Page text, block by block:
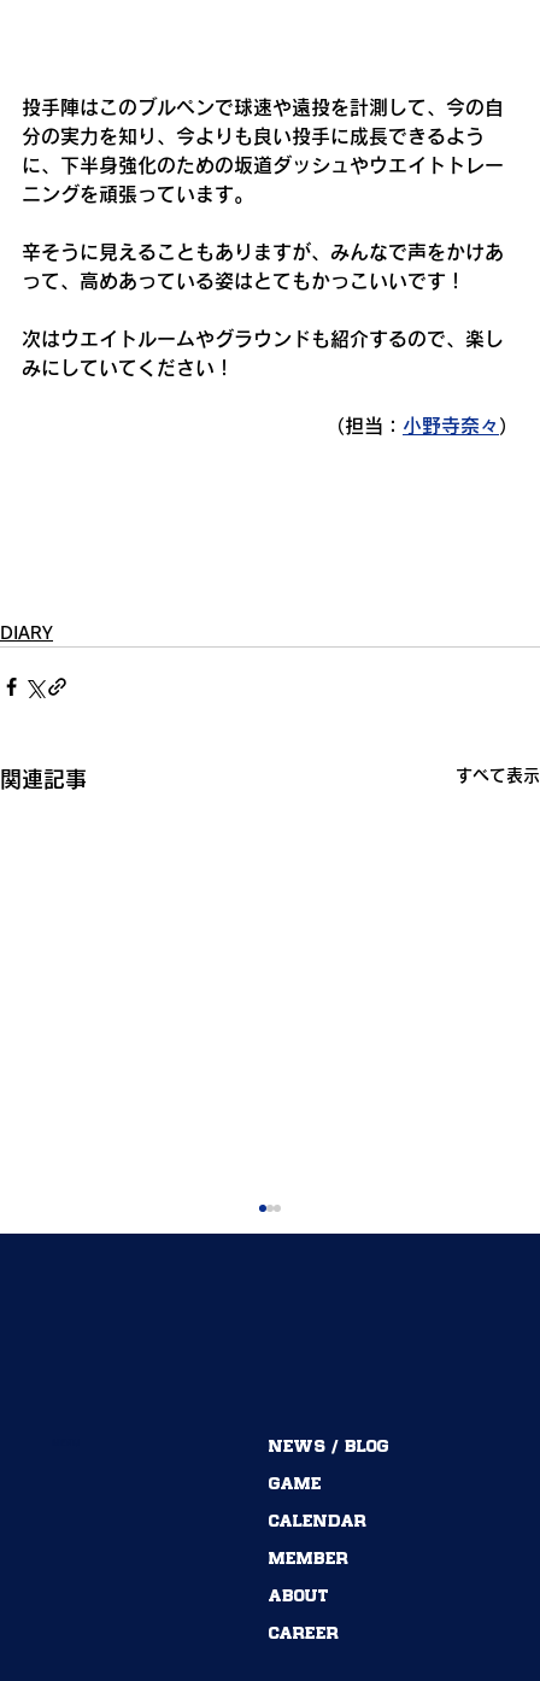
投手陣はこのブルペンで球速や遠投を計測して、今の自
分の実力を知り、今よりも良い投手に成長できるよう
に、下半身強化のための坂道ダッシュやウエイトトレー
ニングを頑張っています。
辛そうに見えることもありますが、みんなで声をかけあ
って、高めあっている姿はとてもかっこいいです！
次はウエイトルームやグラウンドも紹介するので、楽し
みにしていてください！
（担当： 小野寺奈々 ）
DIARY
関連記事 すべて表示
54期→55期｜ありがとうございました！
NEWS / BLOG
GAME
CALENDAR
MEMBER
ABOUT
CAREER